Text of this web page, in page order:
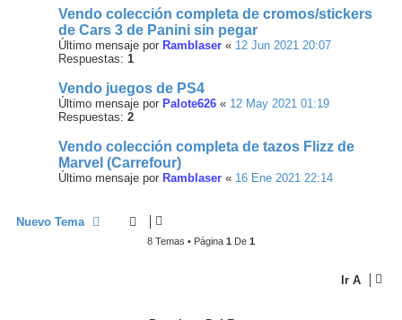
Vendo colección completa de cromos/stickers
de Cars 3 de Panini sin pegar
Último mensaje por Ramblaser « 12 Jun 2021 20:07
Respuestas: 1
Vendo juegos de PS4
Último mensaje por Palote626 « 12 May 2021 01:19
Respuestas: 2
Vendo colección completa de tazos Flizz de
Marvel (Carrefour)
Último mensaje por Ramblaser « 16 Ene 2021 22:14
Nuevo Tema
8 Temas • Página 1 De 1
Ir A